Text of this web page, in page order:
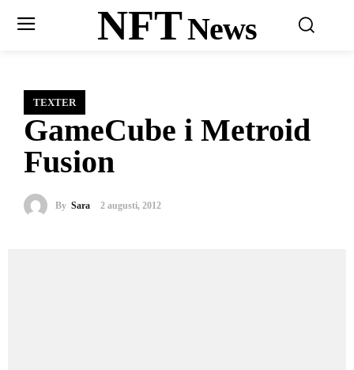
NFTNews
TEXTER
GameCube i Metroid
Fusion
By Sara 2 augusti, 2012